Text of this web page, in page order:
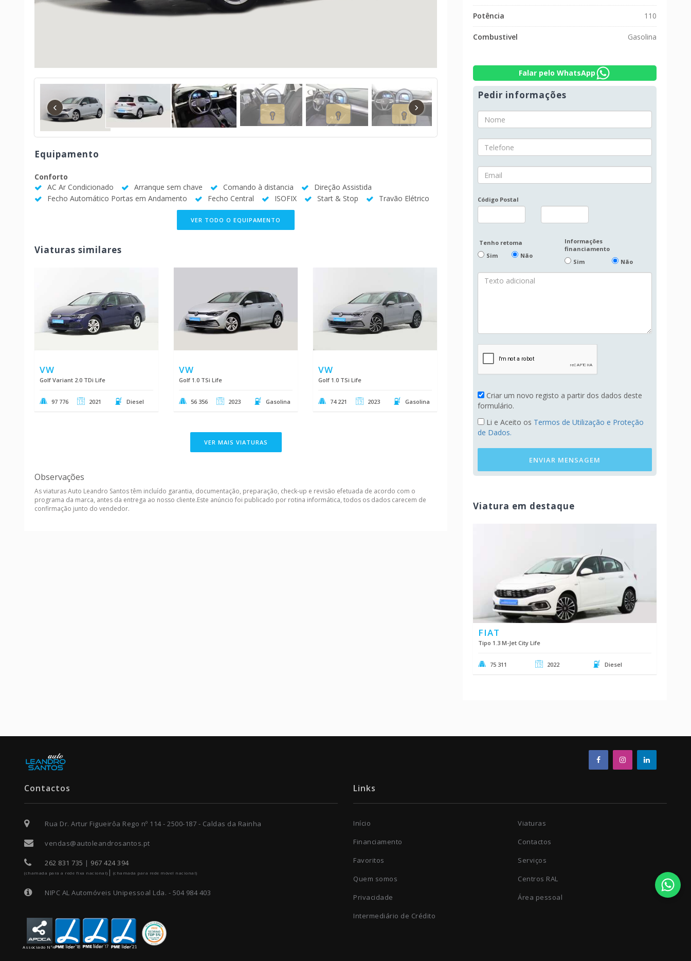
‹ ›
Equipamento
Conforto
AC Ar Condicionado
Arranque sem chave Comando à distancia
Direção Assistida
Fecho Automático Portas em Andamento
Fecho Central ISOFIX Start & Stop Travão Elétrico
VER TODO O EQUIPAMENTO
Viaturas similares
VW
Golf Variant 2.0 TDi Life
97 776 2021 Diesel
VW
Golf 1.0 TSi Life
56 356 2023 Gasolina
VW
Golf 1.0 TSi Life
74 221 2023 Gasolina
VER MAIS VIATURAS
Observações
As viaturas Auto Leandro Santos têm incluído garantia, documentação, preparação, check-up e revisão efetuada de acordo com o
programa da marca, antes da entrega ao nosso cliente.Este anúncio foi publicado por rotina informática, todos os dados carecem de
confirmação junto do vendedor.
Potência 110
Combustivel Gasolina
Falar pelo WhatsApp
Pedir informações
Código Postal
Tenho retoma
Sim
Não
Informações
financiamento
Sim
Não
Criar um novo registo a partir dos dados deste
formulário.
Li e Aceito os Termos de Utilização e Proteção
de Dados.
ENVIAR MENSAGEM
Viatura em destaque
FIAT
Tipo 1.3 M-Jet City Life
75 311 2022 Diesel
Contactos
Rua Dr. Artur Figueirôa Rego nº 114 - 2500-187 - Caldas da Rainha
vendas@autoleandrosantos.pt
262 831 735 | 967 424 394
(chamada para a rede fixa nacional) | (chamada para rede móvel nacional)
NIPC AL Automóveis Unipessoal Lda. - 504 984 403
Associado Nº4
Links
Início
Financiamento
Favoritos
Quem somos
Privacidade
Intermediário de Crédito
Viaturas
Contactos
Serviços
Centros RAL
Área pessoal